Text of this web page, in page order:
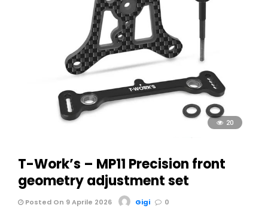
20
T-Work’s – MP11 Precision front
geometry adjustment set
Posted On 9 Aprile 2026 Gigi 0